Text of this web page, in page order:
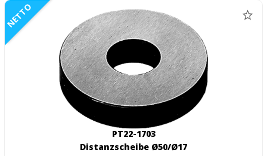
NETTO
PT22-1703
Distanzscheibe Ø50/Ø17